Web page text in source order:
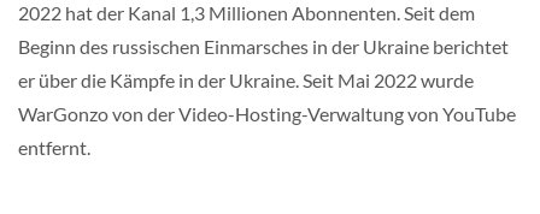
2022 hat der Kanal 1,3 Millionen Abonnenten. Seit dem
Beginn des russischen Einmarsches in der Ukraine berichtet
er über die Kämpfe in der Ukraine. Seit Mai 2022 wurde
WarGonzo von der Video-Hosting-Verwaltung von YouTube
entfernt.